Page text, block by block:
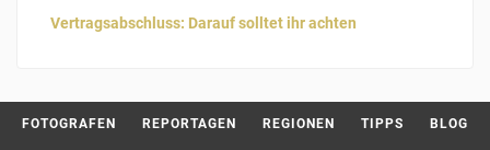
Vertragsabschluss: Darauf solltet ihr achten
FOTOGRAFEN REPORTAGEN REGIONEN TIPPS BLOG